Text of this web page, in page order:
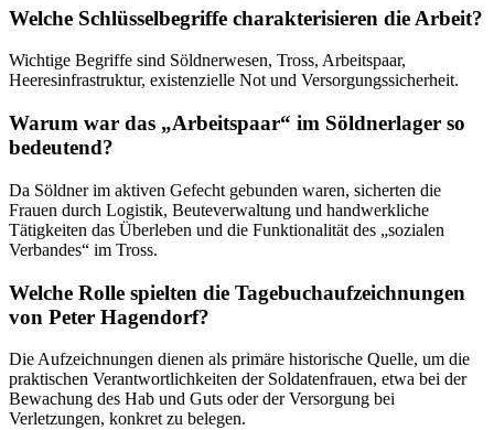
Welche Schlüsselbegriffe charakterisieren die Arbeit?
Wichtige Begriffe sind Söldnerwesen, Tross, Arbeitspaar,
Heeresinfrastruktur, existenzielle Not und Versorgungssicherheit.
Warum war das „Arbeitspaar“ im Söldnerlager so
bedeutend?
Da Söldner im aktiven Gefecht gebunden waren, sicherten die
Frauen durch Logistik, Beuteverwaltung und handwerkliche
Tätigkeiten das Überleben und die Funktionalität des „sozialen
Verbandes“ im Tross.
Welche Rolle spielten die Tagebuchaufzeichnungen
von Peter Hagendorf?
Die Aufzeichnungen dienen als primäre historische Quelle, um die
praktischen Verantwortlichkeiten der Soldatenfrauen, etwa bei der
Bewachung des Hab und Guts oder der Versorgung bei
Verletzungen, konkret zu belegen.